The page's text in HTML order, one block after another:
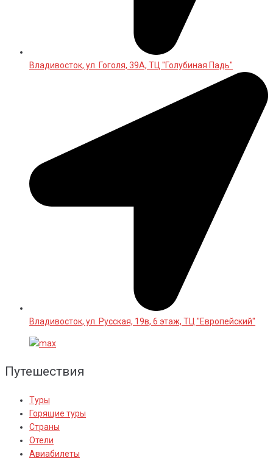
Владивосток, ул. Гоголя, 39А, ТЦ "Голубиная Падь"
Владивосток, ул. Русская, 19в, 6 этаж, ТЦ "Европейский"
Путешествия
Туры
Горящие туры
Страны
Отели
Авиабилеты